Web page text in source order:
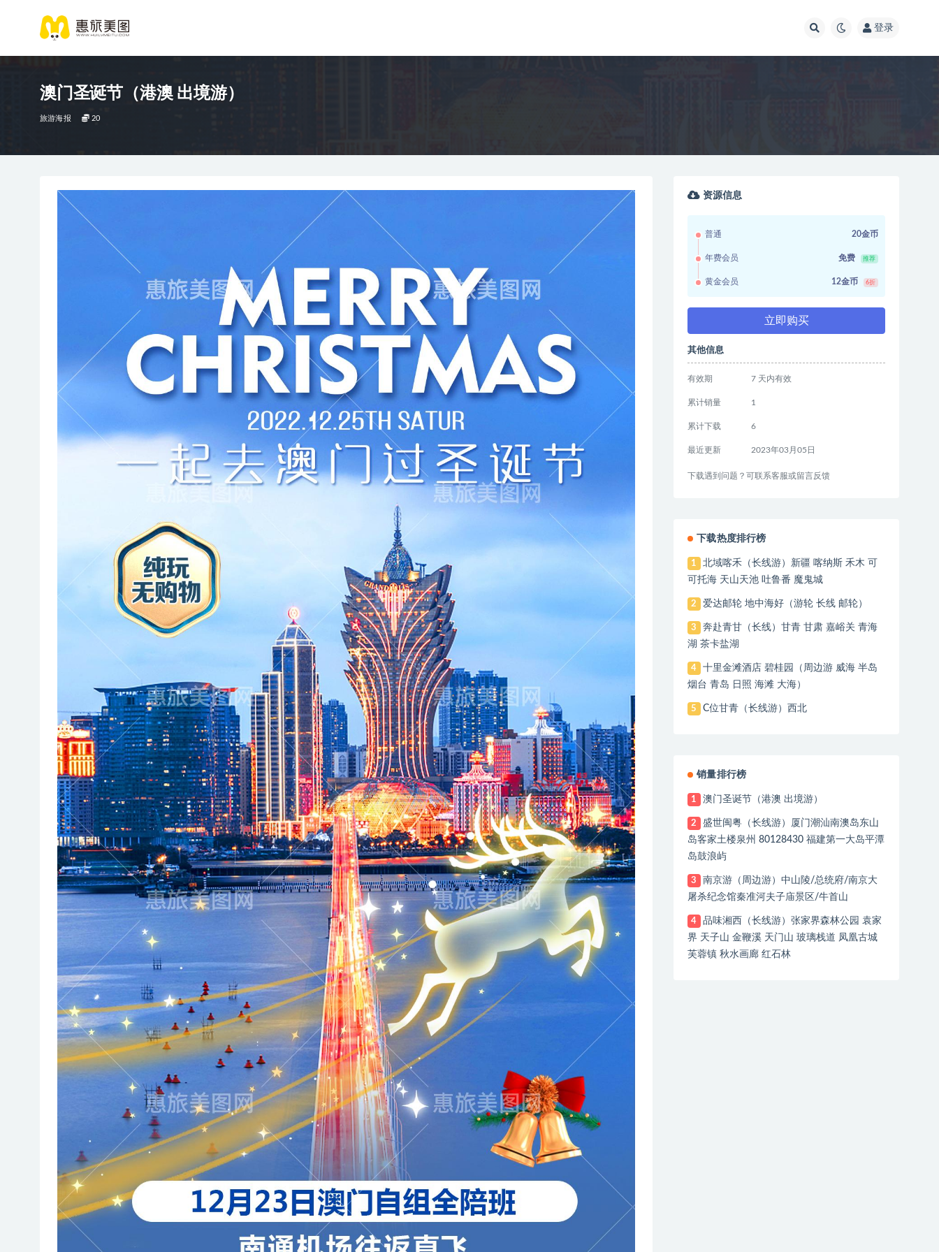
登录
澳门圣诞节（港澳 出境游）
旅游海报 20
资源信息
普通 20金币
年费会员 免费 推荐
黄金会员 12金币 6折
立即购买
其他信息
有效期 7 天内有效
累计销量 1
累计下载 6
最近更新 2023年03月05日
下载遇到问题？可联系客服或留言反馈
下载热度排行榜
1
北域喀禾（长线游）新疆 喀纳斯 禾木 可
可托海 天山天池 吐鲁番 魔鬼城
2 爱达邮轮 地中海好（游轮 长线 邮轮）
3
奔赴青甘（长线）甘青 甘肃 嘉峪关 青海
湖 茶卡盐湖
4
十里金滩酒店 碧桂园（周边游 威海 半岛
烟台 青岛 日照 海滩 大海）
5 C位甘青（长线游）西北
销量排行榜
1 澳门圣诞节（港澳 出境游）
2
盛世闽粤（长线游）厦门潮汕南澳岛东山
岛客家土楼泉州 80128430 福建第一大岛平潭
岛鼓浪屿
3
南京游（周边游）中山陵/总统府/南京大
屠杀纪念馆秦准河夫子庙景区/牛首山
4
品味湘西（长线游）张家界森林公园 袁家
界 天子山 金鞭溪 天门山 玻璃栈道 凤凰古城
芙蓉镇 秋水画廊 红石林